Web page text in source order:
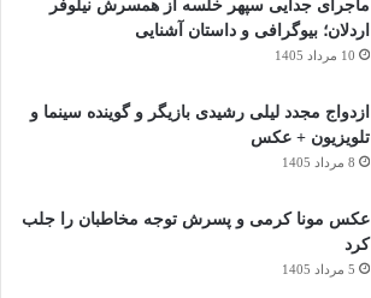
ماجرای جدایی سپهر خلسه از همسرش نیلوفر
اردلان؛ بیوگرافی و داستان آشنایی
10 مرداد 1405
ازدواج مجدد لیلی رشیدی بازیگر و گوینده سینما و
تلویزیون + عکس
8 مرداد 1405
عکس مونا کرمی و پسرش توجه مخاطبان را جلب
کرد
5 مرداد 1405